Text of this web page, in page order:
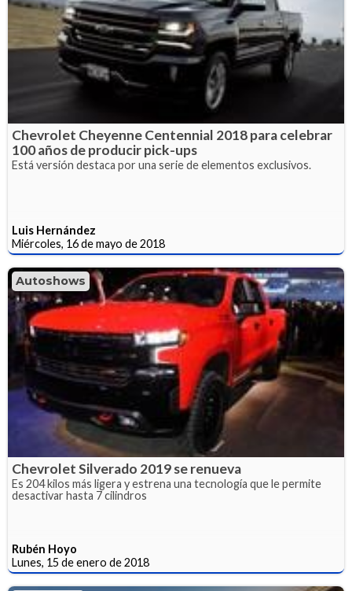
Chevrolet Cheyenne Centennial 2018 para celebrar
100 años de producir pick-ups
Está versión destaca por una serie de elementos exclusivos.
Luis Hernández
Miércoles, 16 de mayo de 2018
Autoshows
Chevrolet Silverado 2019 se renueva
Es 204 kilos más ligera y estrena una tecnología que le permite
desactivar hasta 7 cilindros
Rubén Hoyo
Lunes, 15 de enero de 2018